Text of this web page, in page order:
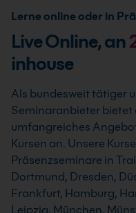
Lerne online oder in
Live Online, an
inhouse
Als bundesweit tätiger
Seminaranbieter bietet
umfangreiches
Kursen an. Unsere
Präsenzseminare in
Dortmund, Dresden,
Frankfurt, Hamburg,
Leipzig, München,